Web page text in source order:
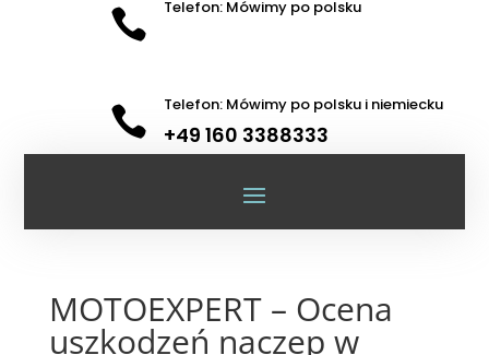
 Telefon: Mówimy po polsku
 Telefon: Mówimy po polsku i niemiecku
+49 160 3388333
MOTOEXPERT – Ocena
uszkodzeń naczep w